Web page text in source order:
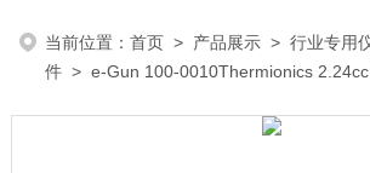
当前位置：首页 > 产品展示 >行业专用
件 > e-Gun 100-0010Thermionics 2.24cc Classic 真空电子枪